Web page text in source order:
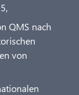
QMS nach
von